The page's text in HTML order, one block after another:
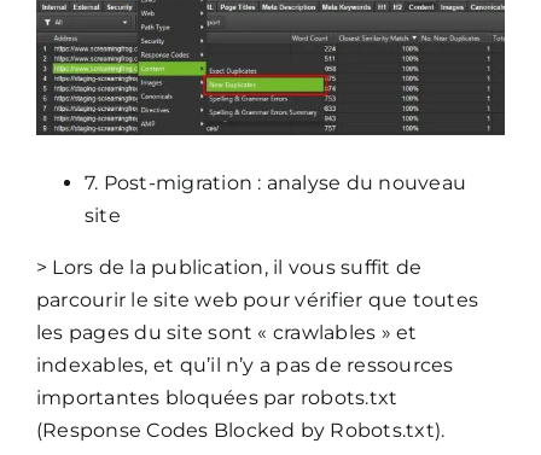
7. Post-migration : analyse du nouveau
site
> Lors de la publication, il vous suffit de
parcourir le site web pour vérifier que toutes
les pages du site sont « crawlables » et
indexables, et qu’il n’y a pas de ressources
importantes bloquées par robots.txt
(Response Codes Blocked by Robots.txt).